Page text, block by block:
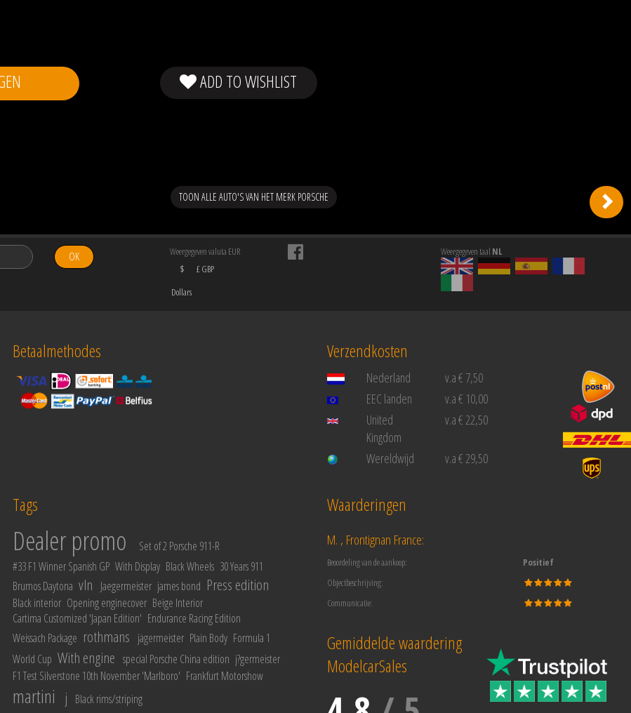
ADD TO WISHLIST
TOON ALLE AUTO'S VAN HET MERK PORSCHE
OK
Weergegeven valuta EUR
$
Dollars
£ GBP
Weergegeven taal NL
Betaalmethodes Verzendkosten
Nederland
v.a € 7,50
EEC landen
v.a € 10,00
United
Kingdom
v.a € 22,50
Wereldwijd v.a € 29,50
Tags
Dealer promo
Set of 2 Porsche 911-R
#33 F1 Winner Spanish GP With Display Black Wheels 30 Years 911
Brumos Daytona vln Jaegermeister james bond Press edition
Black interior Opening enginecover Beige Interior
Cartima Customized 'Japan Edition' Endurance Racing Edition
Weissach Package rothmans jägermeister Plain Body Formula 1
World Cup With engine special Porsche China edition j?germeister
F1 Test Silverstone 10th November 'Marlboro' Frankfurt Motorshow
martini j Black rims/striping
Waarderingen
M. , Frontignan France:
Beoordeling van de aankoop:
Positief
Objectbeschrijving:
Communicatie:
Gemiddelde waardering
ModelcarSales